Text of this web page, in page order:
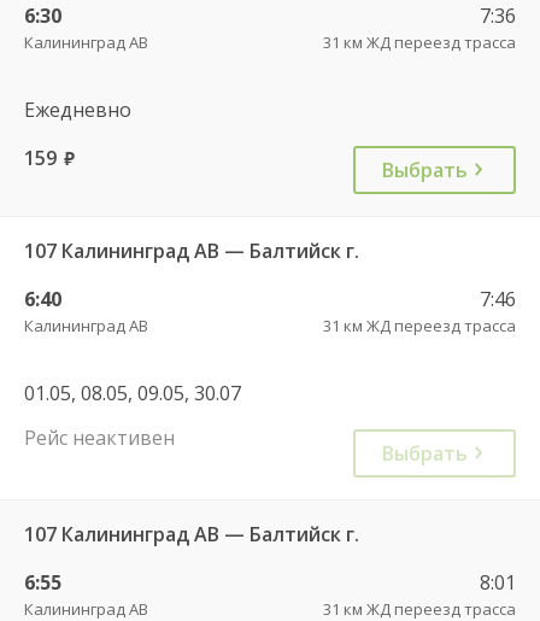
6:30
Калининград АВ
7:36
31 км ЖД переезд трасса
Ежедневно
159 руб. Выбрать
107 Калининград АВ — Балтийск г.
6:40
Калининград АВ
7:46
31 км ЖД переезд трасса
01.05, 08.05, 09.05, 30.07
Рейс неактивен
Выбрать
107 Калининград АВ — Балтийск г.
6:55
Калининград АВ
8:01
31 км ЖД переезд трасса